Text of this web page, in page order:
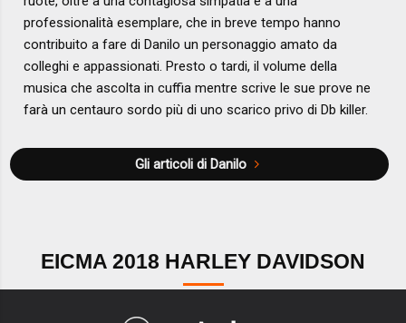
professionalità esemplare, che in breve tempo hanno
contribuito a fare di Danilo un personaggio amato da
colleghi e appassionati. Presto o tardi, il volume della
musica che ascolta in cuffia mentre scrive le sue prove ne
farà un centauro sordo più di uno scarico privo di Db killer.
Gli articoli di Danilo
EICMA 2018 HARLEY DAVIDSON